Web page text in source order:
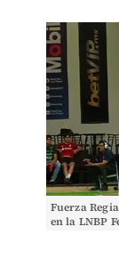
Fuerza
en la LNBP